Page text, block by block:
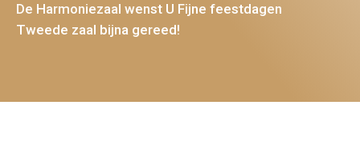
De Harmoniezaal wenst U Fijne feestdagen
Tweede zaal bijna gereed!